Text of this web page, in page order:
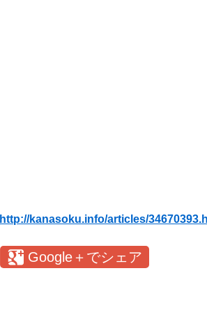
http://kanasoku.info/articles/
Google＋でシェア